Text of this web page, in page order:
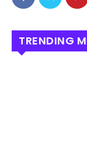
TRENDING